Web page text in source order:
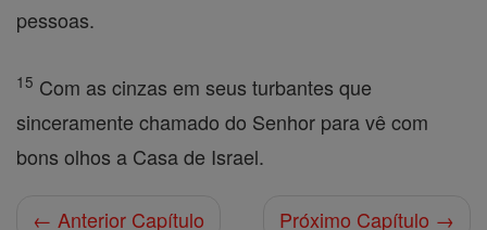
pessoas.
15 Com as cinzas em seus turbantes que
sinceramente chamado do Senhor para vê com
bons olhos a Casa de Israel.
← Anterior Capítulo Próximo Capítulo →